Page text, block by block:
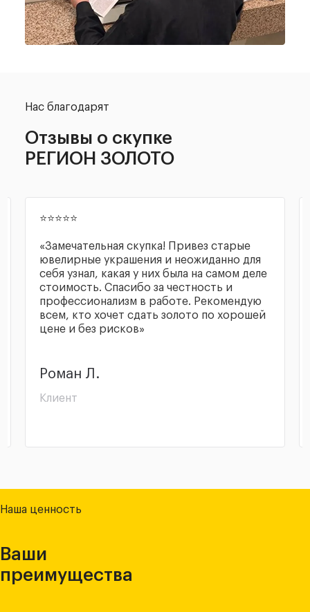
Нас благодарят
Отзывы о скупке
РЕГИОН ЗОЛОТО
⭐⭐⭐⭐⭐
«Замечательная скупка! Привез старые
ювелирные украшения и неожиданно для
себя узнал, какая у них была на самом деле
стоимость. Спасибо за честность и
профессионализм в работе. Рекомендую
всем, кто хочет сдать золото по хорошей
цене и без рисков»
Роман Л.
Клиент
Наша ценность
Ваши
преимущества